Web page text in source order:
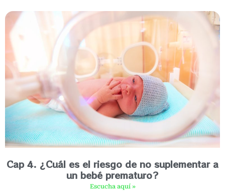
Cap 4. ¿Cuál es el riesgo de no suplementar a
un bebé prematuro?
Escucha aquí »